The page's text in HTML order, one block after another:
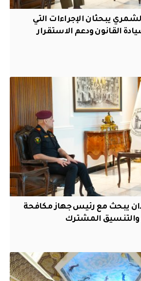
يبحثان الإجراءات التي
القانون ودعم الاستقرار
يبحث مع رئيس جهاز مكافحة
والتنسيق المشترك